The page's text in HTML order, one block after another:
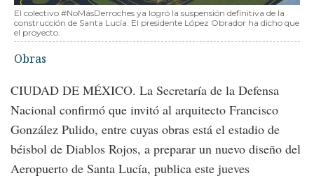
El colectivo #NoMásDerroches ya logró la suspensión definitiva de la
construcción de Santa Lucía. El presidente López Obrador ha dicho que
el proyecto.
Obras
CIUDAD DE MÉXICO. La Secretaría de la Defensa
Nacional confirmó que invitó al arquitecto Francisco
González Pulido, entre cuyas obras está el estadio de
béisbol de Diablos Rojos, a preparar un nuevo diseño del
Aeropuerto de Santa Lucía, publica este jueves